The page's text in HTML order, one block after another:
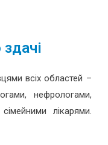
всіх областей –
нефрологами,
лікарями.